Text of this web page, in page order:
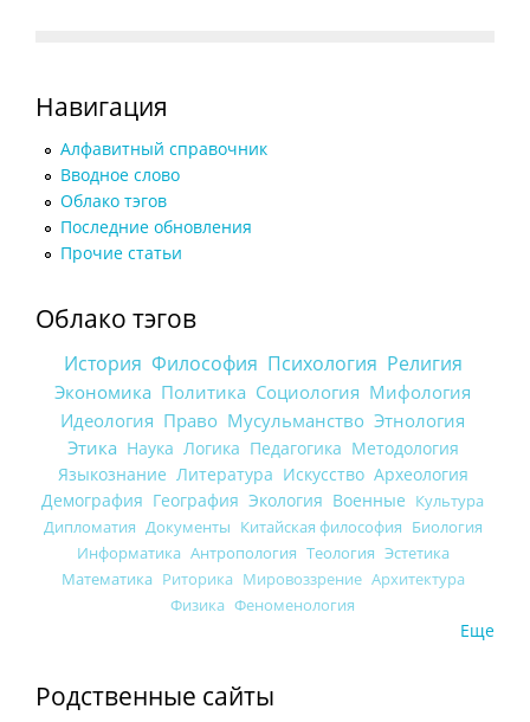
Навигация
Алфавитный справочник
Вводное слово
Облако тэгов
Последние обновления
Прочие статьи
Облако тэгов
История Философия Психология Религия
Экономика Политика Социология Мифология
Идеология Право Мусульманство Этнология
Этика Наука Логика Педагогика Методология
Языкознание Литература Искусство Археология
Демография География Экология Военные Культура
Дипломатия Документы Китайская философия Биология
Информатика Антропология Теология Эстетика
Математика Риторика Мировоззрение Архитектура
Физика Феноменология
Еще
Родственные сайты